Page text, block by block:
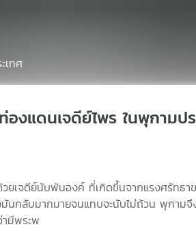
เทศ
องแดนเจดีย์ไพร ในพุกามป
ยเจดีย์นับพันองค์ ที่เกิดขึ้นจากแรงศรัทธ
นกลับมากมายจนแทบจะนับไม่ถ้วน พุกาม
มีพระพ